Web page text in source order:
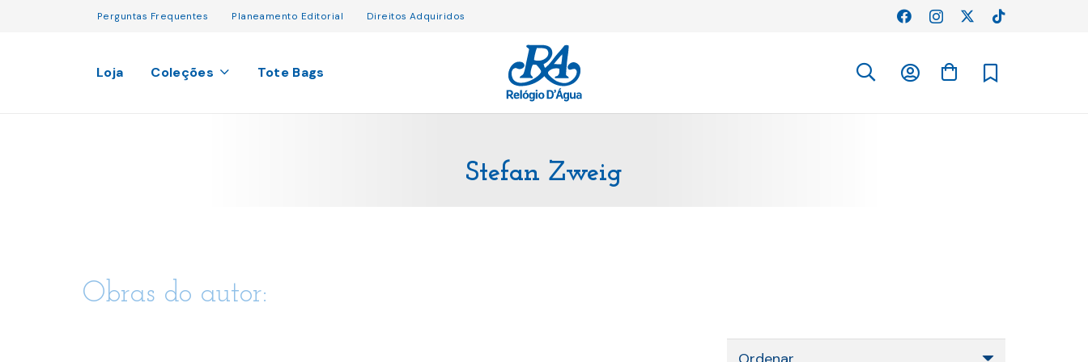
Perguntas Frequentes Planeamento Editorial Direitos Adquiridos
Loja Coleções Tote Bags
Stefan Zweig
Obras do autor: